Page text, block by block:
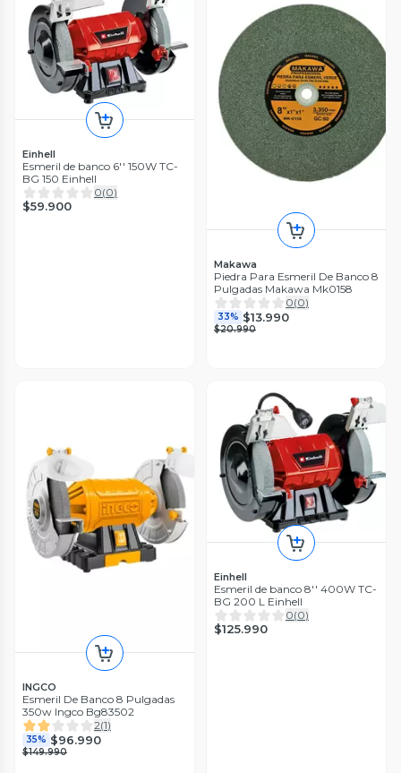
Einhell
Esmeril de banco 6'' 150W TC-
BG 150 Einhell
0(0)
$59.900
Makawa
Piedra Para Esmeril De Banco 8
Pulgadas Makawa Mk0158
0(0)
33% $13.990
$20.990
INGCO
Esmeril De Banco 8 Pulgadas
350w Ingco Bg83502
2(1)
35% $96.990
$149.990
Einhell
Esmeril de banco 8'' 400W TC-
BG 200 L Einhell
0(0)
$125.990